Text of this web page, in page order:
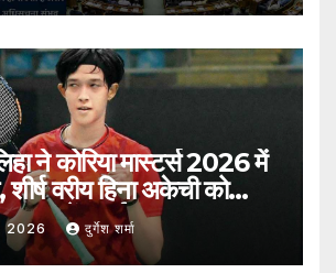
ने कोरिया मास्टर्स 2026 में
शीर्ष वरीय हिना अकेची को
में बनाई जगह
2026 दुर्गेश शर्मा